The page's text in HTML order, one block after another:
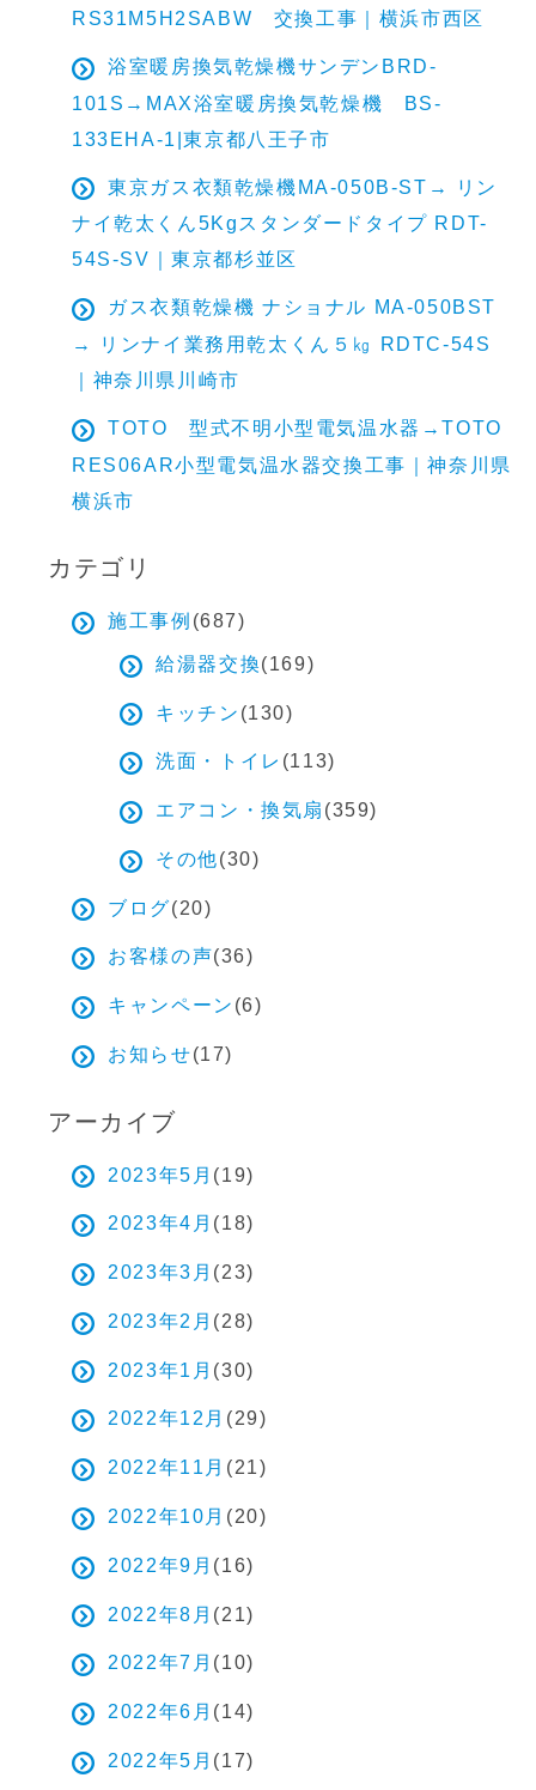
RS31M5H2SABW 交換工事｜横浜市西区
浴室暖房換気乾燥機サンデンBRD-
101S→MAX浴室暖房換気乾燥機 BS-
133EHA-1|東京都八王子市
東京ガス衣類乾燥機MA-050B-ST→ リン
ナイ乾太くん5Kgスタンダードタイプ RDT-
54S-SV｜東京都杉並区
ガス衣類乾燥機 ナショナル MA-050BST
→ リンナイ業務用乾太くん５㎏ RDTC-54S
｜神奈川県川崎市
TOTO 型式不明小型電気温水器→TOTO
RES06AR小型電気温水器交換工事｜神奈川県
横浜市
カテゴリ
施工事例 (687)
給湯器交換(169)
キッチン (130)
洗面・トイレ (113)
エアコン・換気扇 (359)
その他(30)
ブログ(20)
お客様の声(36)
キャンペーン (6)
お知らせ(17)
アーカイブ
2023年5月 (19)
2023年4月 (18)
2023年3月 (23)
2023年2月 (28)
2023年1月 (30)
2022年12月 (29)
2022年11月 (21)
2022年10月 (20)
2022年9月 (16)
2022年8月 (21)
2022年7月 (10)
2022年6月 (14)
2022年5月 (17)